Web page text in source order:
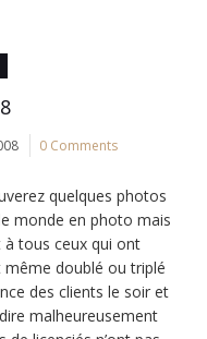
0 Comments
quelques photos
monde en photo mais
tous ceux qui ont
doublé ou triplé
des clients le soir et
malheureusement